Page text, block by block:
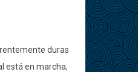
duras
está en marcha,